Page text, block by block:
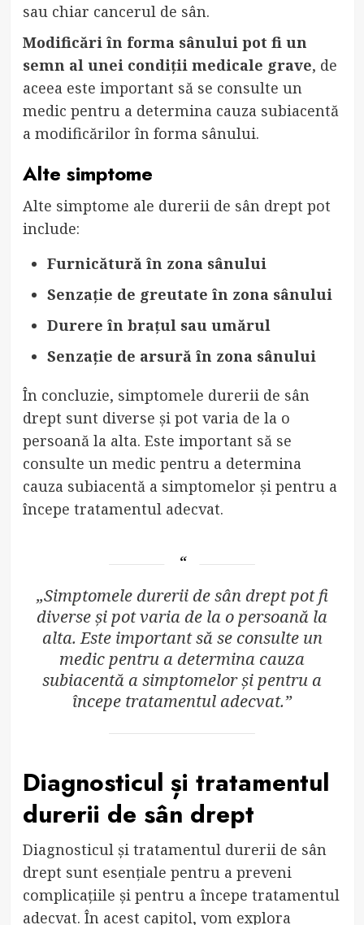
sau chiar cancerul de sân.
Modificări în forma sânului pot fi un
semn al unei condiții medicale grave, de
aceea este important să se consulte un
medic pentru a determina cauza subiacentă
a modificărilor în forma sânului.
Alte simptome
Alte simptome ale durerii de sân drept pot
include:
Furnicătură în zona sânului
Senzație de greutate în zona sânului
Durere în brațul sau umărul
Senzație de arsură în zona sânului
În concluzie, simptomele durerii de sân
drept sunt diverse și pot varia de la o
persoană la alta. Este important să se
consulte un medic pentru a determina
cauza subiacentă a simptomelor și pentru a
începe tratamentul adecvat.
„Simptomele durerii de sân drept pot fi
diverse și pot varia de la o persoană la
alta. Este important să se consulte un
medic pentru a determina cauza
subiacentă a simptomelor și pentru a
începe tratamentul adecvat.”
Diagnosticul și tratamentul
durerii de sân drept
Diagnosticul și tratamentul durerii de sân
drept sunt esențiale pentru a preveni
complicațiile și pentru a începe tratamentul
adecvat. În acest capitol, vom explora